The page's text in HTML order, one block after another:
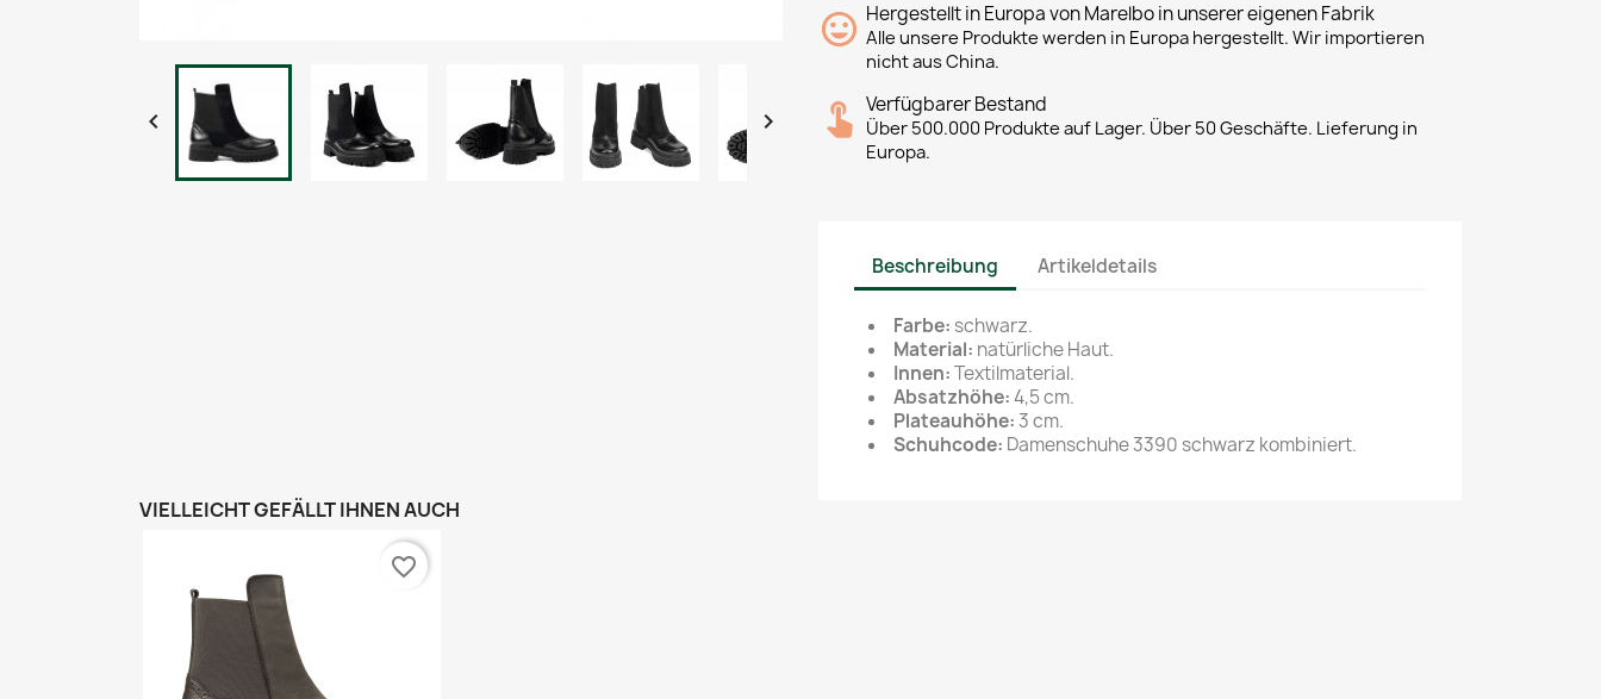
 
Hergestellt in Europa von Marelbo in unserer eigenen Fabrik
Alle unsere Produkte werden in Europa hergestellt. Wir importieren
nicht aus China.
Verfügbarer Bestand
Über 500.000 Produkte auf Lager. Über 50 Geschäfte. Lieferung in
Europa.
Beschreibung Artikeldetails
Farbe: schwarz.
Material: natürliche Haut.
Innen:Textilmaterial.
Absatzhöhe:4,5 cm.
Plateauhöhe:3 cm.
Schuhcode: Damenschuhe 3390 schwarz kombiniert.
VIELLEICHT GEFÄLLT IHNEN AUCH
favorite_border